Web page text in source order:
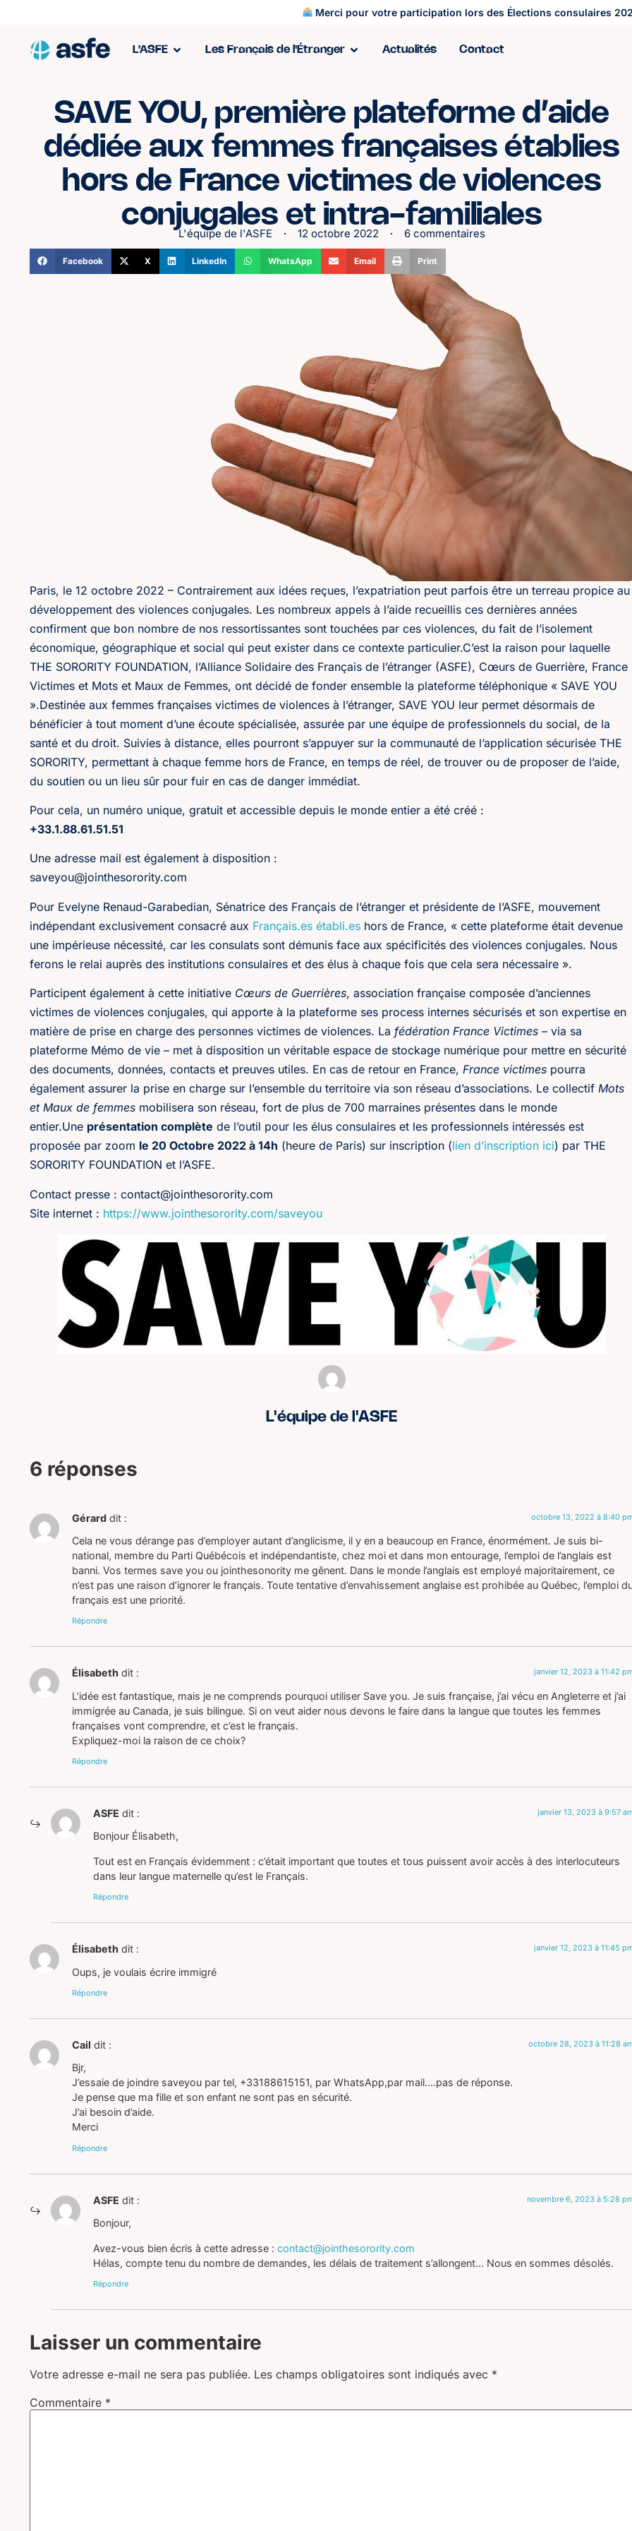
Merci pour votre participation lors des Élections consulaires
L'ASFE Les Français de l'Étranger Actualités Contact
SAVE YOU, première plateforme d’aide
dédiée aux femmes françaises établies
hors de France victimes de violences
conjugales et intra-familiales
L'équipe de l'ASFE 12 octobre 2022 6 commentaires
Facebook X LinkedIn WhatsApp Email Print
Paris, le 12 octobre 2022 – Contrairement aux idées reçues, l’expatriation peut parfois être un terreau propice au
développement des violences conjugales. Les nombreux appels à l’aide recueillis ces dernières années
confirment que bon nombre de nos ressortissantes sont touchées par ces violences, du fait de l’isolement
économique, géographique et social qui peut exister dans ce contexte particulier.C’est la raison pour laquelle
THE SORORITY FOUNDATION, l’Alliance Solidaire des Français de l’étranger (ASFE), Cœurs de Guerrière, France
Victimes et Mots et Maux de Femmes, ont décidé de fonder ensemble la plateforme téléphonique « SAVE YOU
».Destinée aux femmes françaises victimes de violences à l’étranger, SAVE YOU leur permet désormais de
bénéficier à tout moment d’une écoute spécialisée, assurée par une équipe de professionnels du social, de la
santé et du droit. Suivies à distance, elles pourront s’appuyer sur la communauté de l’application sécurisée THE
SORORITY, permettant à chaque femme hors de France, en temps de réel, de trouver ou de proposer de l’aide,
du soutien ou un lieu sûr pour fuir en cas de danger immédiat.
Pour cela, un numéro unique, gratuit et accessible depuis le monde entier a été créé :
+33.1.88.61.51.51
Une adresse mail est également à disposition :
saveyou@jointhesorority.com
Pour Evelyne Renaud-Garabedian, Sénatrice des Français de l’étranger et présidente de l’ASFE, mouvement
indépendant exclusivement consacré aux Français.es établi.es hors de France, « cette plateforme était devenue
une impérieuse nécessité, car les consulats sont démunis face aux spécificités des violences conjugales. Nous
ferons le relai auprès des institutions consulaires et des élus à chaque fois que cela sera nécessaire ».
Participent également à cette initiative Cœurs de Guerrières, association française composée d’anciennes
victimes de violences conjugales, qui apporte à la plateforme ses process internes sécurisés et son expertise en
matière de prise en charge des personnes victimes de violences. La fédération France Victimes – via sa
plateforme Mémo de vie – met à disposition un véritable espace de stockage numérique pour mettre en sécurité
des documents, données, contacts et preuves utiles. En cas de retour en France, France victimes pourra
également assurer la prise en charge sur l’ensemble du territoire via son réseau d’associations. Le collectif Mots
et Maux de femmes mobilisera son réseau, fort de plus de 700 marraines présentes dans le monde
entier.Une présentation complète de l’outil pour les élus consulaires et les professionnels intéressés est
proposée par zoom le 20 Octobre 2022 à 14h (heure de Paris) sur inscription (lien d’inscription ici) par THE
SORORITY FOUNDATION et l’ASFE.
Contact presse : contact@jointhesorority.com
Site internet : https://www.jointhesorority.com/saveyou
L'équipe de l'ASFE
6 réponses
Gérard dit : octobre 13, 2022 à 8:40
Cela ne vous dérange pas d’employer autant d’anglicisme, il y en a beaucoup en France, énormément. Je suis bi-
national, membre du Parti Québécois et indépendantiste, chez moi et dans mon entourage, l’emploi de l’anglais est
banni. Vos termes save you ou jointhesonority me gênent. Dans le monde l’anglais est employé majoritairement, ce
n’est pas une raison d’ignorer le français. Toute tentative d’envahissement anglaise est prohibée au Québec, l’emploi
français est une priorité.
Répondre
Élisabeth dit : janvier 12, 2023 à 11:42
L’idée est fantastique, mais je ne comprends pourquoi utiliser Save you. Je suis française, j’ai vécu en Angleterre et j’ai
immigrée au Canada, je suis bilingue. Si on veut aider nous devons le faire dans la langue que toutes les femmes
françaises vont comprendre, et c’est le français.
Expliquez-moi la raison de ce choix?
Répondre
ASFE dit : janvier 13, 2023 à 9:57
Bonjour Élisabeth,
Tout est en Français évidemment : c’était important que toutes et tous puissent avoir accès à des interlocuteurs
dans leur langue maternelle qu’est le Français.
Répondre
Élisabeth dit : janvier 12, 2023 à 11:45
Oups, je voulais écrire immigré
Répondre
Cail dit : octobre 28, 2023 à 11:28
Bjr,
J’essaie de joindre saveyou par tel, +33188615151, par WhatsApp,par mail….pas de réponse.
Je pense que ma fille et son enfant ne sont pas en sécurité.
J’ai besoin d’aide.
Merci
Répondre
ASFE dit : novembre 6, 2023 à 5:28
Bonjour,
Avez-vous bien écris à cette adresse : contact@jointhesorority.com
Hélas, compte tenu du nombre de demandes, les délais de traitement s’allongent… Nous en sommes désolés.
Répondre
Laisser un commentaire
Votre adresse e-mail ne sera pas publiée. Les champs obligatoires sont indiqués avec *
Commentaire *